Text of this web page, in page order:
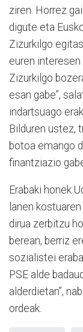
ziren. Horrez
digute eta
Zizurkilgo
euren
Zizurkilgo
esan gabe”,
indartsuago
Bilduren ustez,
botoa emango
finantziazio
Erabaki honek
lanen
dirua zerbitzu
berean, berriz
sozialistei
PSE alde
alderdietan”,
ordeak.